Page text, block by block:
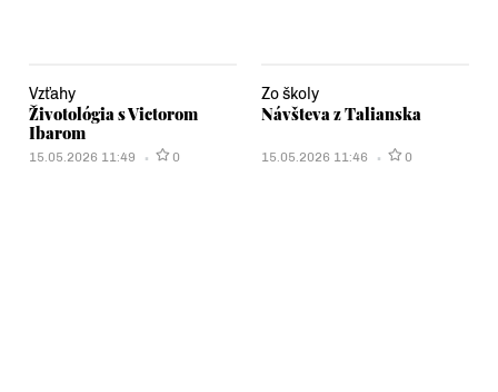
Vzťahy
Životológia s Victorom
Ibarom
15.05.2026 11:49 0
Zo školy
Návšteva z Talianska
15.05.2026 11:46 0